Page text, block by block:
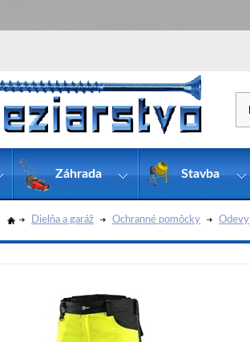
Dielňa a garáž Ochranné pomôcky Odevy
Záhrada Stavba